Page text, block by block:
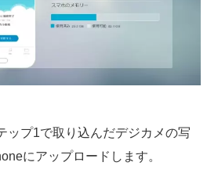
ップ1で取り込んだデジカメの写
にアップロードします。